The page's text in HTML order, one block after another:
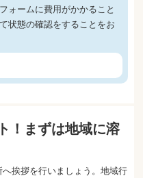
ォームに費用がかかること
状態の確認をすることをお
！まずは地域に溶
挨拶を行いましょう。地域行